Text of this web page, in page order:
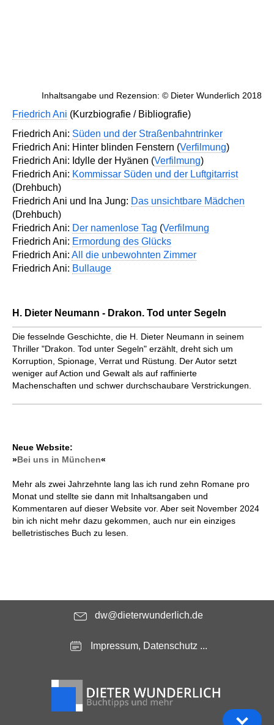
Inhaltsangabe und Rezension: © Dieter Wunderlich 2018
Friedrich Ani (Kurzbiografie / Bibliografie)
Friedrich Ani: Süden und der Straßenbahntrinker
Friedrich Ani: Hinter blinden Fenstern (Verfilmung)
Friedrich Ani: Idylle der Hyänen (Verfilmung)
Friedrich Ani: Kommissar Süden und der Luftgitarrist
(Drehbuch)
Friedrich Ani und Ina Jung: Das unsichtbare Mädchen
(Drehbuch)
Friedrich Ani: Der namenlose Tag (Verfilmung
Friedrich Ani: Ermordung des Glücks
Friedrich Ani: All die unbewohnten Zimmer
Friedrich Ani: Bullauge
H. Dieter Neumann - Drakon. Tod unter Segeln
Die fesselnde Geschichte, die H. Dieter Neumann in seinem
Thriller "Drakon. Tod unter Segeln" erzählt, dreht sich um
Korruption, Spionage, Verrat und Rüstung. Der Autor setzt
weniger auf Action und Gewalt als auf raffinierte
Machenschaften und schwer durchschaubare Verstrickungen.
Neue Website:
»Bei uns in München«
Mehr als zwei Jahrzehnte lang las ich rund zehn Romane pro
Monat und stellte sie dann mit Inhaltsangaben und
Kommentaren auf dieser Website vor. Aber seit November 2024
bin ich nicht mehr dazu gekommen, auch nur ein einziges
belletristisches Buch zu lesen.
dw@dieterwunderlich.de
Impressum, Datenschutz ...